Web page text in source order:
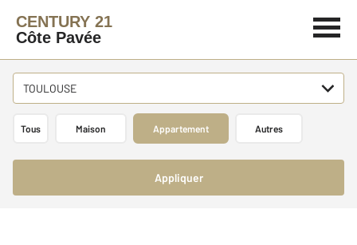
CENTURY 21
Côte Pavée
TOULOUSE
Tous Maison Appartement Autres
Appliquer